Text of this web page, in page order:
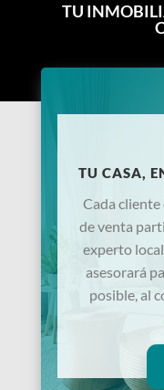
TU
TU CASA,
Cada
de venta
experto
asesorará
posible, al